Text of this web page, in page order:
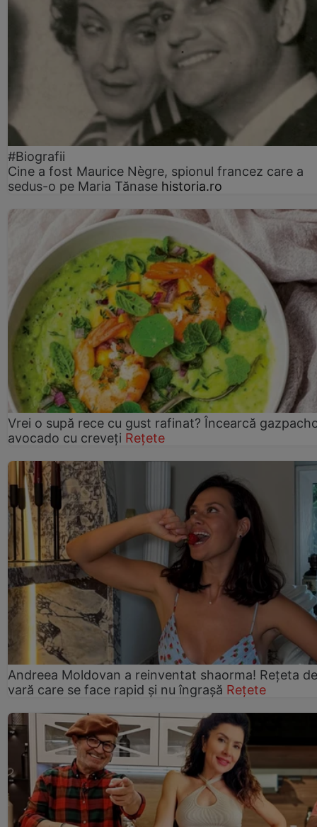
#Biografii
Cine a fost Maurice Nègre, spionul francez care a
sedus-o pe Maria Tănase historia.ro
Vrei o supă rece cu gust rafinat? Încearcă
avocado cu creveți Rețete
Andreea Moldovan a reinventat shaorma! Rețeta de
vară care se face rapid și nu îngrașă Rețete